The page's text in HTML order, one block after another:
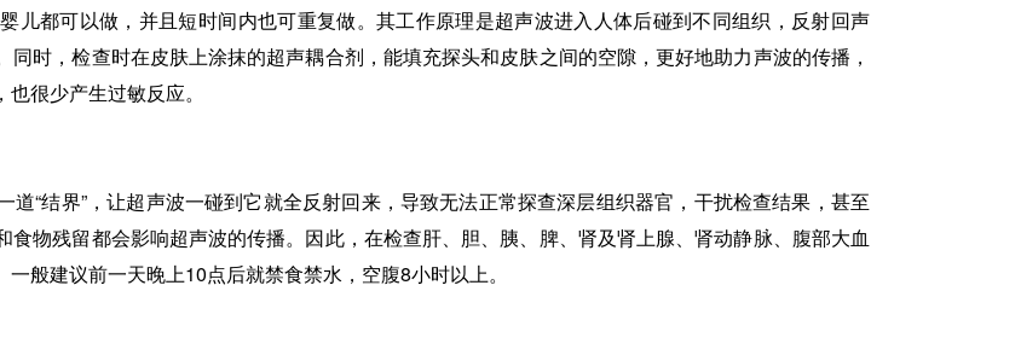
都可以做，并且短时间内也可重复做。其工作原理是超声波进入人体后碰到不同组织，反射回声
时，检查时在皮肤上涂抹的超声耦合剂，能填充探头和皮肤之间的空隙，更好地助力声波的传播，
很少产生过敏反应。
结界”，让超声波一碰到它就全反射回来，导致无法正常探查深层组织器官，干扰检查结果，甚至
物残留都会影响超声波的传播。因此，在检查肝、胆、胰、脾、肾及肾上腺、肾动静脉、腹部大血
般建议前一天晚上10点后就禁食禁水，空腹8小时以上。